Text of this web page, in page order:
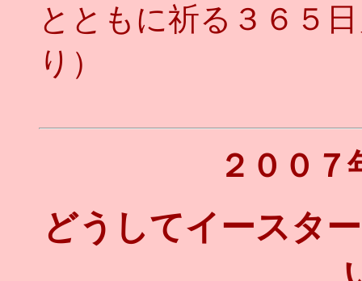
とともに祈る３６５
り）
２００
どうしてイースタ